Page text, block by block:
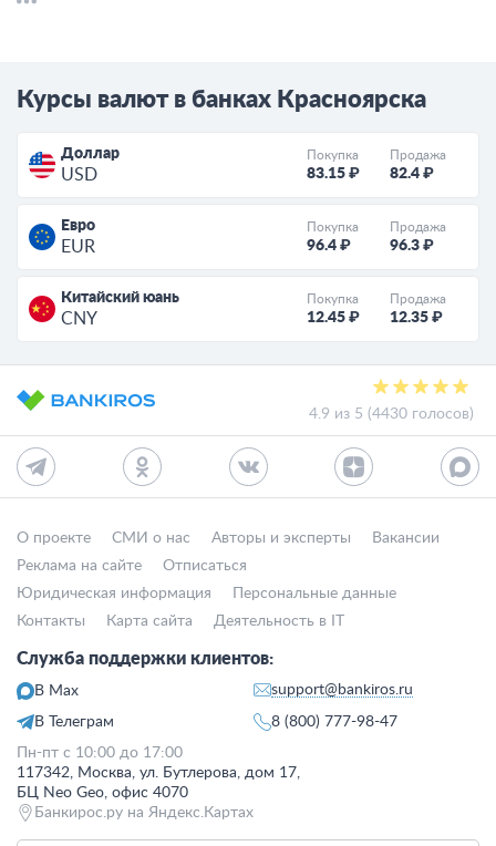
Курсы валют в банках Красноярска
Доллар
USD
Покупка
83.15 ₽
Продажа
82.4 ₽
Евро
EUR
Покупка
96.4 ₽
Продажа
96.3 ₽
Китайский юань
CNY
Покупка
12.45 ₽
Продажа
12.35 ₽
4.9 из 5 (4430 голосов)
О проекте СМИ о нас Авторы и эксперты
Вакансии
Реклама на сайте
Отписаться
Юридическая информация
Персональные данные
Контакты
Карта сайта Деятельность в IT
Служба поддержки клиентов:
В Max
В Телеграм
support@bankiros.ru
8 (800) 777-98-47
Пн-пт с 10:00 до 17:00
117342, Москва, ул. Бутлерова, дом 17,
БЦ Neo Geo, офис 4070
Банкирос.ру на Яндекс.Картах